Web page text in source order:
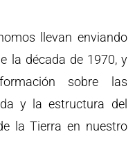
llevan enviando
la década de 1970, y
sobre las
y la estructura del
la Tierra en nuestro